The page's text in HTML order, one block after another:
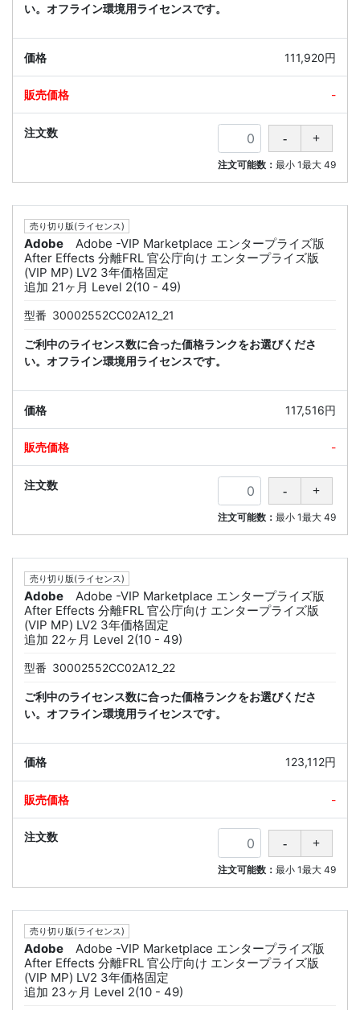
い。オフライン環境用ライセンスです。
111,920円
-
注文可能数： 最小 1最大 49
売り切り版(ライセンス)
Adobe
Adobe -VIP Marketplace エンタープライズ版
After Effects 分離FRL 官公庁向け エンタープライズ版
(VIP MP) LV2 3年価格固定
追加 21ヶ月 Level 2(10 - 49)
型番 30002552CC02A12_21
ご利中のライセンス数に合った価格ランクをお選びくださ
い。オフライン環境用ライセンスです。
117,516円
-
注文可能数： 最小 1最大 49
売り切り版(ライセンス)
Adobe
Adobe -VIP Marketplace エンタープライズ版
After Effects 分離FRL 官公庁向け エンタープライズ版
(VIP MP) LV2 3年価格固定
追加 22ヶ月 Level 2(10 - 49)
型番 30002552CC02A12_22
ご利中のライセンス数に合った価格ランクをお選びくださ
い。オフライン環境用ライセンスです。
123,112円
-
注文可能数： 最小 1最大 49
売り切り版(ライセンス)
Adobe
Adobe -VIP Marketplace エンタープライズ版
After Effects 分離FRL 官公庁向け エンタープライズ版
(VIP MP) LV2 3年価格固定
追加 23ヶ月 Level 2(10 - 49)